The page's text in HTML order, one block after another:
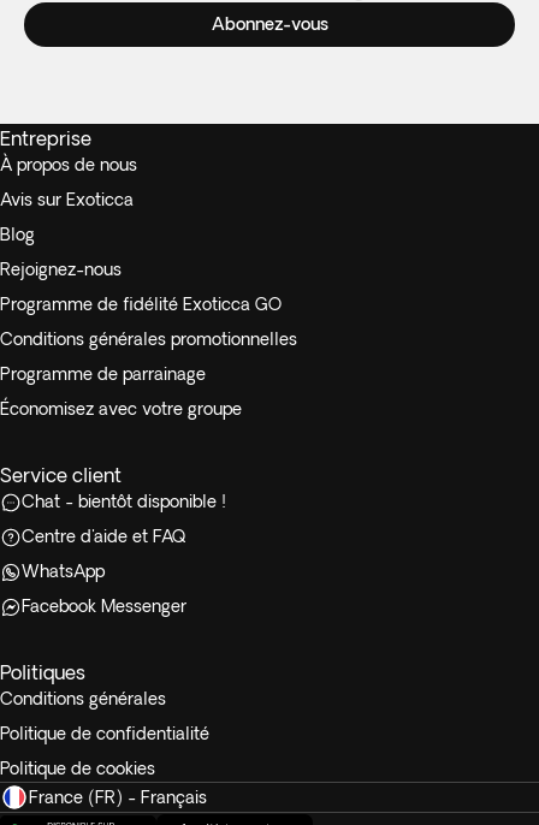
Abonnez-vous
Entreprise
À propos de nous
Avis sur Exoticca
Blog
Rejoignez-nous
Programme de fidélité Exoticca GO
Conditions générales promotionnelles
Programme de parrainage
Économisez avec votre groupe
Service client
Chat - bientôt disponible !
Centre d'aide et FAQ
WhatsApp
Facebook Messenger
Politiques
Conditions générales
Politique de confidentialité
Politique de cookies
France (FR) - Français